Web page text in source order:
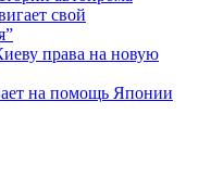
свой
права на новую
на помощь Японии